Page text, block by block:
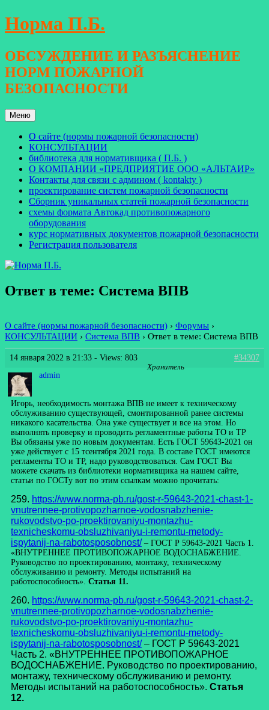
Перейти
к
Норма П.Б.
ОБСУЖДЕНИЕ И РАЗЪЯСНЕНИЕ
НОРМ ПОЖАРНОЙ
БЕЗОПАСНОСТИ
Меню
О сайте (нормы пожарной безопасности)
КОНСУЛЬТАЦИИ
библиотека для нормативщика ( П.Б. )
О КОМПАНИИ «ПРЕДПРИЯТИЕ ООО «АЛЬТАИР»
Контакты для связи с админом ( kontakty )
проектирование систем пожарной безопасности
Сборник уникальных статей пожарной безопасности
схемы формата Автокад противопожарного
оборудования
курс нормативных документов пожарной безопасности
Регистрация пользователя
Ответ в теме: Система ВПВ
О сайте (нормы пожарной безопасности) › Форумы ›
КОНСУЛЬТАЦИИ › Система ВПВ › Ответ в теме: Система ВПВ
14 января 2022 в 21:33 - Views: 803
#34307
admin
Хранитель
Игорь, необходимость монтажа ВПВ не имеет к техническому
обслуживанию существующей, смонтированной ранее системы
никакого касательства. Она уже существует и все на этом. Но
выполнять проверку и проводить регламентные работы ТО и ТР
Вы обязаны уже по новым документам. Есть ГОСТ 59643-2021 он
уже действует с 15 тсентября 2021 года. В составе ГОСТ имеются
регламенты ТО и ТР, надо руководствоваться. Сам ГОСТ Вы
можете скачать из библиотеки нормативщика на нашем сайте,
статьи по ГОСТу вот по этим ссылкам можно прочитать:
259. https://www.norma-pb.ru/gost-r-59643-2021-chast-1-
vnutrennee-protivopozharnoe-vodosnabzhenie-
rukovodstvo-po-proektirovaniyu-montazhu-
texnicheskomu-obsluzhivaniyu-i-remontu-metody-
ispytanij-na-rabotosposobnost/ – ГОСТ Р 59643-2021 Часть 1.
«ВНУТРЕННЕЕ ПРОТИВОПОЖАРНОЕ ВОДОСНАБЖЕНИЕ.
Руководство по проектированию, монтажу, техническому
обслуживанию и ремонту. Методы испытаний на
работоспособность». Статья 11.
260. https://www.norma-pb.ru/gost-r-59643-2021-chast-2-
vnutrennee-protivopozharnoe-vodosnabzhenie-
rukovodstvo-po-proektirovaniyu-montazhu-
texnicheskomu-obsluzhivaniyu-i-remontu-metody-
ispytanij-na-rabotosposobnost/– ГОСТ Р 59643-2021
Часть 2. «ВНУТРЕННЕЕ ПРОТИВОПОЖАРНОЕ
ВОДОСНАБЖЕНИЕ. Руководство по проектированию,
монтажу, техническому обслуживанию и ремонту.
Методы испытаний на работоспособность». Статья
12.